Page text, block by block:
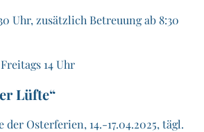
Uhr, zusätzlich Betreuung ab 8:30
14 Uhr
Lüfte“
der Osterferien, 14.-17.04.2025, tägl.